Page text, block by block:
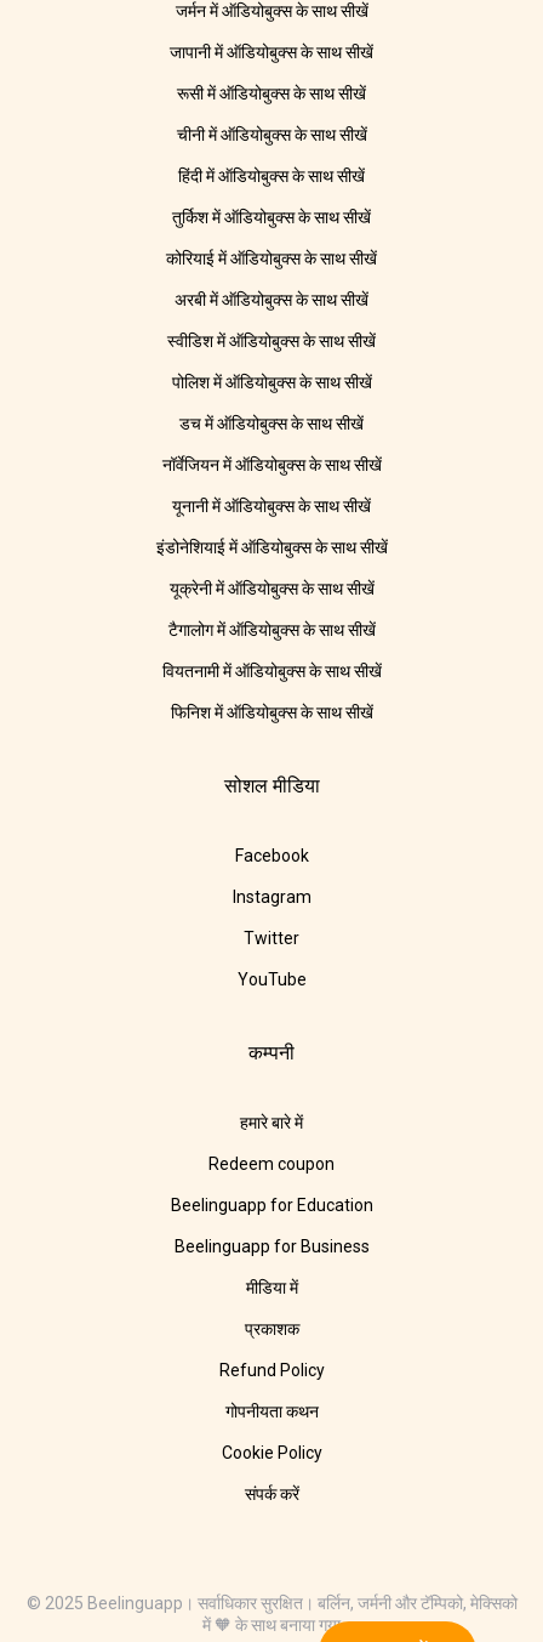
जर्मन में ऑडियोबुक्स के साथ सीखें
जापानी में ऑडियोबुक्स के साथ सीखें
रूसी में ऑडियोबुक्स के साथ सीखें
चीनी में ऑडियोबुक्स के साथ सीखें
हिंदी में ऑडियोबुक्स के साथ सीखें
तुर्किश में ऑडियोबुक्स के साथ सीखें
कोरियाई में ऑडियोबुक्स के साथ सीखें
अरबी में ऑडियोबुक्स के साथ सीखें
स्वीडिश में ऑडियोबुक्स के साथ सीखें
पोलिश में ऑडियोबुक्स के साथ सीखें
डच में ऑडियोबुक्स के साथ सीखें
नॉर्वेजियन में ऑडियोबुक्स के साथ सीखें
यूनानी में ऑडियोबुक्स के साथ सीखें
इंडोनेशियाई में ऑडियोबुक्स के साथ सीखें
यूक्रेनी में ऑडियोबुक्स के साथ सीखें
टैगालोग में ऑडियोबुक्स के साथ सीखें
वियतनामी में ऑडियोबुक्स के साथ सीखें
फिनिश में ऑडियोबुक्स के साथ सीखें
सोशल मीडिया
Facebook
Instagram
Twitter
YouTube
कम्पनी
हमारे बारे में
Redeem coupon
Beelinguapp for Education
Beelinguapp for Business
मीडिया में
प्रकाशक
Refund Policy
गोपनीयता कथन
Cookie Policy
संपर्क करें
© 2025 Beelinguapp। सर्वाधिकार सुरक्षित। बर्लिन, जर्मनी और टॅम्पिको, मेक्सिको
में 🧡 के साथ बनाया गया